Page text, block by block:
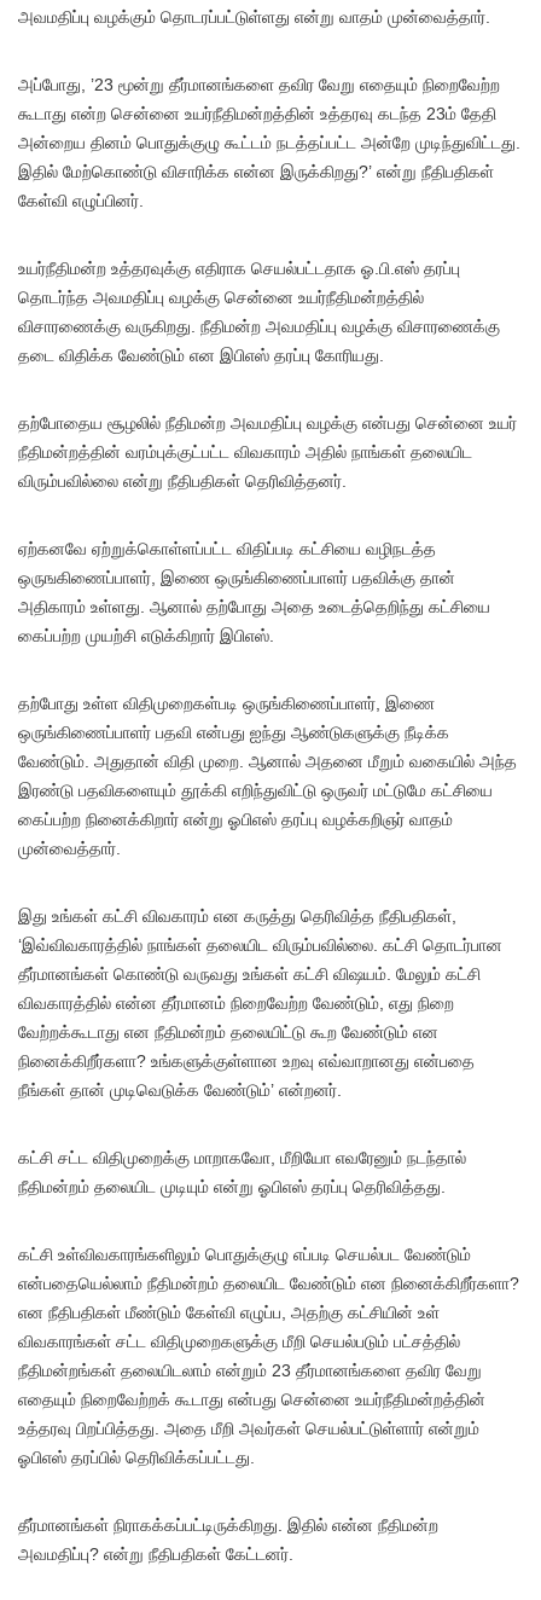
அவமதிப்பு வழக்கும் தொடரப்பட்டுள்ளது என்று வாதம் முன்வைத்தார்.
அப்போது, ’23 மூன்று தீர்மானங்களை தவிர வேறு எதையும் நிறைவேற்ற
கூடாது என்ற சென்னை உயர்நீதிமன்றத்தின் உத்தரவு கடந்த 23ம் தேதி
அன்றைய தினம் பொதுக்குழு கூட்டம் நடத்தப்பட்ட அன்றே முடிந்துவிட்டது.
இதில் மேற்கொண்டு விசாரிக்க என்ன இருக்கிறது?’ என்று நீதிபதிகள்
கேள்வி எழுப்பினர்.
உயர்நீதிமன்ற உத்தரவுக்கு எதிராக செயல்பட்டதாக ஓ.பி.எஸ் தரப்பு
தொடர்ந்த அவமதிப்பு வழக்கு சென்னை உயர்நீதிமன்றத்தில்
விசாரணைக்கு வருகிறது. நீதிமன்ற அவமதிப்பு வழக்கு விசாரணைக்கு
தடை விதிக்க வேண்டும் என இபிஎஸ் தரப்பு கோரியது.
தற்போதைய சூழலில் நீதிமன்ற அவமதிப்பு வழக்கு என்பது சென்னை உயர்
நீதிமன்றத்தின் வரம்புக்குட்பட்ட விவகாரம் அதில் நாங்கள் தலையிட
விரும்பவில்லை என்று நீதிபதிகள் தெரிவித்தனர்.
ஏற்கனவே ஏற்றுக்கொள்ளப்பட்ட விதிப்படி கட்சியை வழிநடத்த
ஒருஙகிணைப்பாளர், இணை ஒருங்கிணைப்பாளர் பதவிக்கு தான்
அதிகாரம் உள்ளது. ஆனால் தற்போது அதை உடைத்தெறிந்து கட்சியை
கைப்பற்ற முயற்சி எடுக்கிறார் இபிஎஸ்.
தற்போது உள்ள விதிமுறைகள்படி ஒருங்கிணைப்பாளர், இணை
ஒருங்கிணைப்பாளர் பதவி என்பது ஐந்து ஆண்டுகளுக்கு நீடிக்க
வேண்டும். அதுதான் விதி முறை. ஆனால் அதனை மீறும் வகையில் அந்த
இரண்டு பதவிகளையும் தூக்கி எறிந்துவிட்டு ஒருவர் மட்டுமே கட்சியை
கைப்பற்ற நினைக்கிறார் என்று ஓபிஎஸ் தரப்பு வழக்கறிஞர் வாதம்
முன்வைத்தார்.
இது உங்கள் கட்சி விவகாரம் என கருத்து தெரிவித்த நீதிபதிகள்,
‘இவ்விவகாரத்தில் நாங்கள் தலையிட விரும்பவில்லை. கட்சி தொடர்பான
தீர்மானங்கள் கொண்டு வருவது உங்கள் கட்சி விஷயம். மேலும் கட்சி
விவகாரத்தில் என்ன தீர்மானம் நிறைவேற்ற வேண்டும், எது நிறை
வேற்றக்கூடாது என நீதிமன்றம் தலையிட்டு கூற வேண்டும் என
நினைக்கிறீர்களா? உங்களுக்குள்ளான உறவு எவ்வாறானது என்பதை
நீங்கள் தான் முடிவெடுக்க வேண்டும்’ என்றனர்.
கட்சி சட்ட விதிமுறைக்கு மாறாகவோ, மீறியோ எவரேனும் நடந்தால்
நீதிமன்றம் தலையிட முடியும் என்று ஓபிஎஸ் தரப்பு தெரிவித்தது.
கட்சி உள்விவகாரங்களிலும் பொதுக்குழு எப்படி செயல்பட வேண்டும்
என்பதையெல்லாம் நீதிமன்றம் தலையிட வேண்டும் என நினைக்கிறீர்களா?
என நீதிபதிகள் மீண்டும் கேள்வி எழுப்ப, அதற்கு கட்சியின் உள்
விவகாரங்கள் சட்ட விதிமுறைகளுக்கு மீறி செயல்படும் பட்சத்தில்
நீதிமன்றங்கள் தலையிடலாம் என்றும் 23 தீர்மானங்களை தவிர வேறு
எதையும் நிறைவேற்றக் கூடாது என்பது சென்னை உயர்நீதிமன்றத்தின்
உத்தரவு பிறப்பித்தது. அதை மீறி அவர்கள் செயல்பட்டுள்ளார் என்றும்
ஓபிஎஸ் தரப்பில் தெரிவிக்கப்பட்டது.
தீர்மானங்கள் நிராகக்கப்பட்டிருக்கிறது. இதில் என்ன நீதிமன்ற
அவமதிப்பு? என்று நீதிபதிகள் கேட்டனர்.